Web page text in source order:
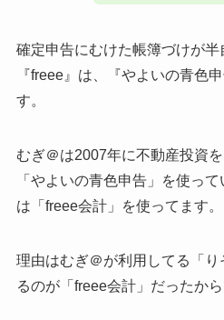
確定申告にむけた帳簿づけが半
『freee』は、『やよいの青色
す。
むぎ＠は2007年に不動産投資
「やよいの青色申告」を使っ
は「freee会計」を使ってます。
理由はむぎ＠が利用してる「
るのが「freee会計」だったから